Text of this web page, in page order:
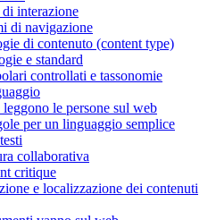
interazione
di navigazione
di contenuto (content type)
e standard
controllati e tassonomie
le persone sul web
per un linguaggio semplice
collaborativa
critique
e localizzazione dei contenuti